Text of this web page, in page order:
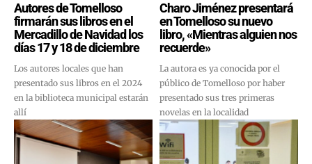
Autores de Tomelloso
firmarán sus libros en el
Mercadillo de Navidad los
días 17 y 18 de diciembre
Los autores locales que han
presentado sus libros en el 2024
en la biblioteca municipal estarán
allí
Charo Jiménez presentará
en Tomelloso su nuevo
libro, «Mientras alguien nos
recuerde»
La autora es ya conocida por el
público de Tomelloso por haber
presentado sus tres primeras
novelas en la localidad